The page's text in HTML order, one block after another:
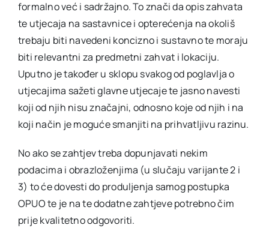
formalno već i sadržajno. To znači da opis zahvata
te utjecaja na sastavnice i opterećenja na okoliš
trebaju biti navedeni koncizno i sustavno te moraju
biti relevantni za predmetni zahvat i lokaciju.
Uputno je također u sklopu svakog od poglavlja o
utjecajima sažeti glavne utjecaje te jasno navesti
koji od njih nisu značajni, odnosno koje od njih i na
koji način je moguće smanjiti na prihvatljivu razinu.
No ako se zahtjev treba dopunjavati nekim
podacima i obrazloženjima (u slučaju varijante 2 i
3) to će dovesti do produljenja samog postupka
OPUO te je na te dodatne zahtjeve potrebno čim
prije kvalitetno odgovoriti.